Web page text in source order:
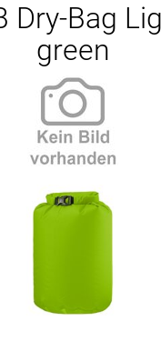
Dry-Bag
green